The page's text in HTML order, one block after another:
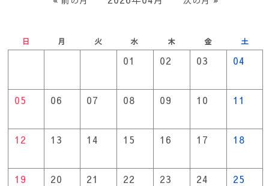
日 月 火 水 木 金 土
01 02 03 04
05 06 07 08 09 10 11
12 13 14 15 16 17 18
19 20 21 22 23 24 25